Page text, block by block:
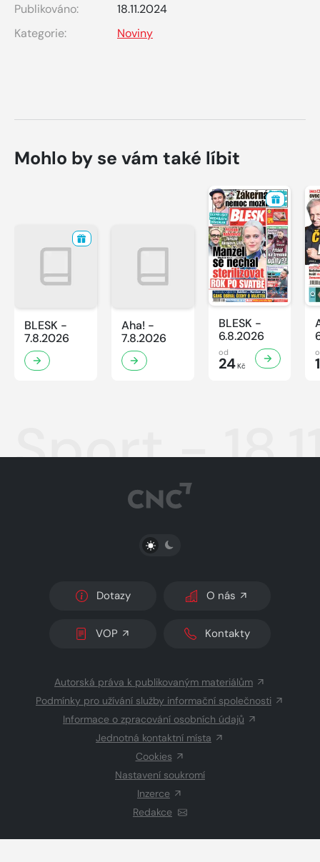
Publikováno:
18.11.2024
Kategorie:
Noviny
Mohlo by se vám také líbit
BLESK -
7.8.2026
Aha! -
7.8.2026
BLESK -
6.8.2026
od
24Kč
Sport -
PŘEPNOUT SVĚTLÝ/TMAVÝ REŽIM
Dotazy O nás
VOP Kontakty
Autorská práva k publikovaným materiálům
Podmínky pro užívání služby informační společnosti
Informace o zpracování osobních údajů
Jednotná kontaktní místa
Cookies
Nastavení soukromí
Inzerce
Redakce